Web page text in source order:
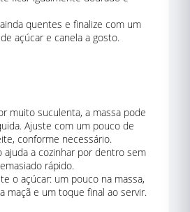
quentes e finalize com um
açúcar e canela a gosto.
muito suculenta, a massa pode
Ajuste com um pouco de
conforme necessário.
ajuda a cozinhar por dentro sem
rápido.
o açúcar: um pouco na massa,
maçã e um toque final ao servir.